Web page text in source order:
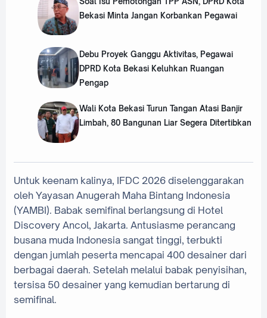
Bekasi Minta Jangan Korbankan Pegawai
‎Debu Proyek Ganggu Aktivitas, Pegawai
DPRD Kota Bekasi Keluhkan Ruangan
Pengap
‎Wali Kota Bekasi Turun Tangan Atasi Banjir
Limbah, 80 Bangunan Liar Segera Ditertibkan
Untuk keenam kalinya, IFDC 2026 diselenggarakan
oleh Yayasan Anugerah Maha Bintang Indonesia
(YAMBI). Babak semifinal berlangsung di Hotel
Discovery Ancol, Jakarta. Antusiasme perancang
busana muda Indonesia sangat tinggi, terbukti
dengan jumlah peserta mencapai 400 desainer dari
berbagai daerah. Setelah melalui babak penyisihan,
tersisa 50 desainer yang kemudian bertarung di
semifinal.